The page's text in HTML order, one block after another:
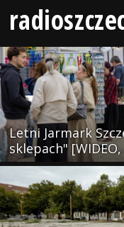
Letni Jarmark
sklepach" [WIDEO,